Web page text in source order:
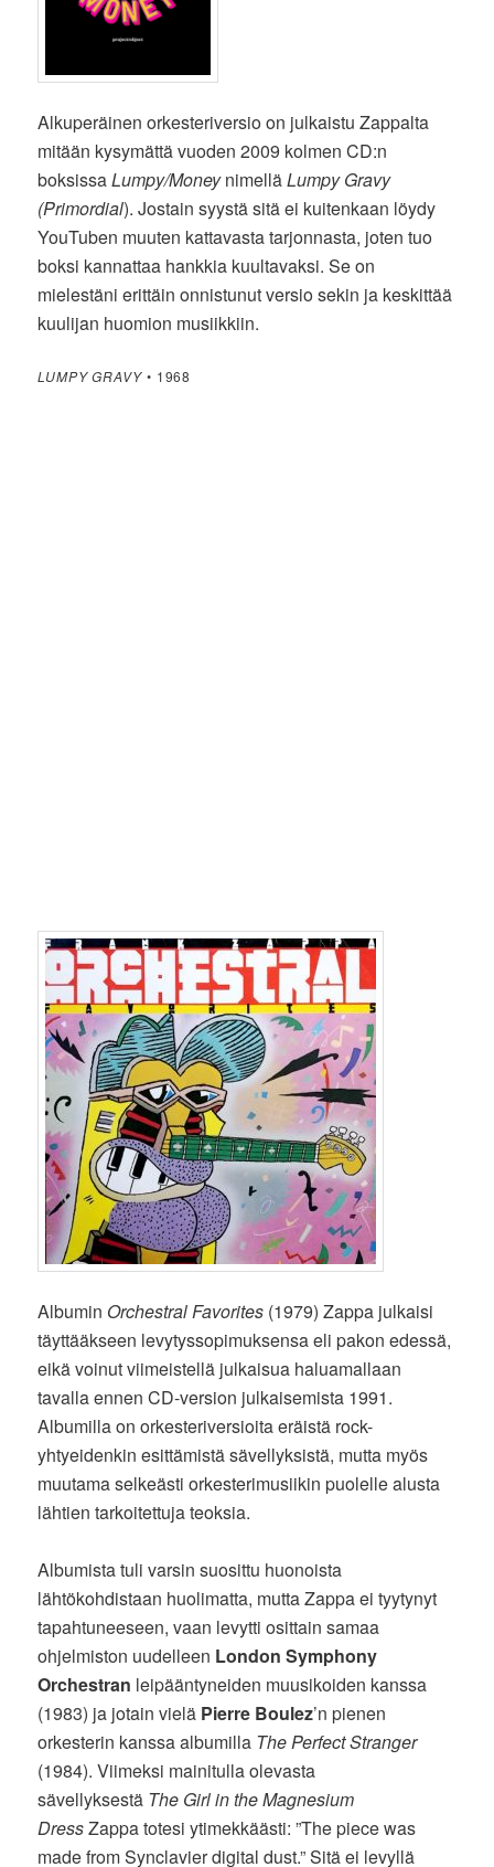
Alkuperäinen orkesteriversio on julkaistu Zappalta
mitään kysymättä vuoden 2009 kolmen CD:n
boksissaLumpy/MoneynimelläLumpy Gravy
(Primordial). Jostain syystä sitä ei kuitenkaan löydy
YouTuben muuten kattavasta tarjonnasta, joten tuo
boksi kannattaa hankkia kuultavaksi. Se on
mielestäni erittäin onnistunut versio sekin ja keskittää
kuulijan huomion musiikkiin.
LUMPY GRAVY• 1968
Albumin Orchestral Favorites (1979) Zappa julkaisi
täyttääkseen levytyssopimuksensa eli pakon edessä,
eikä voinut viimeistellä julkaisua haluamallaan
tavalla ennen CD-version julkaisemista 1991.
Albumilla on orkesteriversioita eräistä rock-
yhtyeidenkin esittämistä sävellyksistä, mutta myös
muutama selkeästi orkesterimusiikin puolelle alusta
lähtien tarkoitettuja teoksia.
Albumista tuli varsin suosittu huonoista
lähtökohdistaan huolimatta, mutta Zappa ei tyytynyt
tapahtuneeseen, vaan levytti osittain samaa
ohjelmiston uudelleen London Symphony
Orchestran leipääntyneiden muusikoiden kanssa
(1983) ja jotain vielä Pierre Boulez’n pienen
orkesterin kanssa albumilla The Perfect Stranger
(1984). Viimeksi mainitulla olevasta
sävellyksestä The Girl in the Magnesium
DressZappa totesi ytimekkäästi: ”The piece was
made from Synclavier digital dust.” Sitä ei levyllä